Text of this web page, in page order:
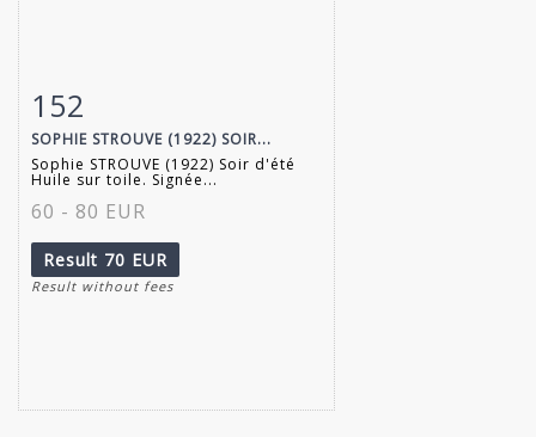
Item detail
152
SOPHIE STROUVE (1922) SOIR...
Sophie STROUVE (1922) Soir d'été
Huile sur toile. Signée...
60 - 80 EUR
Result 70 EUR
Result without fees